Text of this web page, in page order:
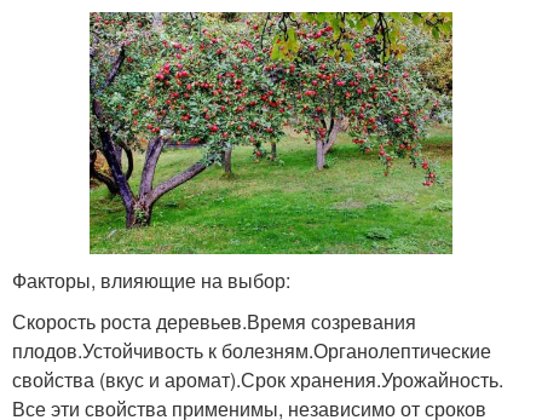
Факторы, влияющие на выбор:
Скорость роста деревьев.Время созревания
плодов.Устойчивость к болезням.Органолептические
свойства (вкус и аромат).Срок хранения.Урожайность.
Все эти свойства применимы, независимо от сроков